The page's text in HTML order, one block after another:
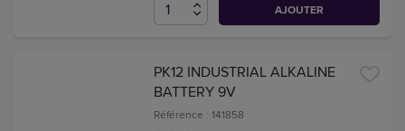
AJOUTER
PK12 INDUSTRIAL ALKALINE
BATTERY 9V
Référence : 141858